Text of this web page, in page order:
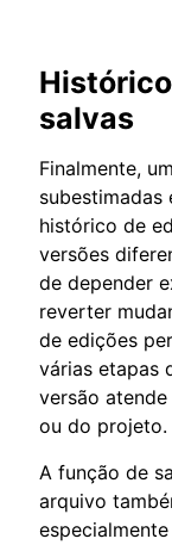
salvas
Finalmente,
subestimadas
histórico de
versões
de depender
reverter
de edições
várias etapas
versão
ou do projeto.
A função de
arquivo